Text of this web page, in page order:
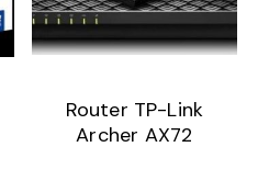
Router TP-Link
Archer AX72